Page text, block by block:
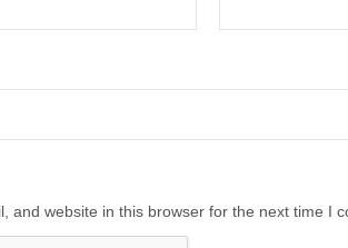
and website in this browser for the next time I